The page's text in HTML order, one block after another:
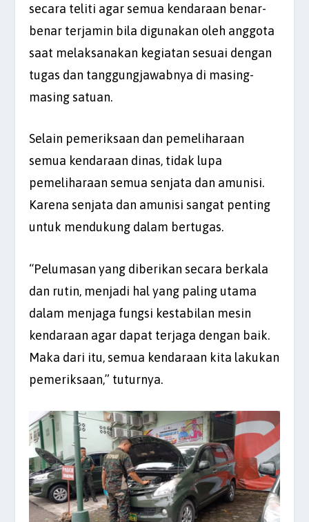
secara teliti agar semua kendaraan benar-
benar terjamin bila digunakan oleh anggota
saat melaksanakan kegiatan sesuai dengan
tugas dan tanggungjawabnya di masing-
masing satuan.
Selain pemeriksaan dan pemeliharaan
semua kendaraan dinas, tidak lupa
pemeliharaan semua senjata dan amunisi.
Karena senjata dan amunisi sangat penting
untuk mendukung dalam bertugas.
“Pelumasan yang diberikan secara berkala
dan rutin, menjadi hal yang paling utama
dalam menjaga fungsi kestabilan mesin
kendaraan agar dapat terjaga dengan baik.
Maka dari itu, semua kendaraan kita lakukan
pemeriksaan,” tuturnya.